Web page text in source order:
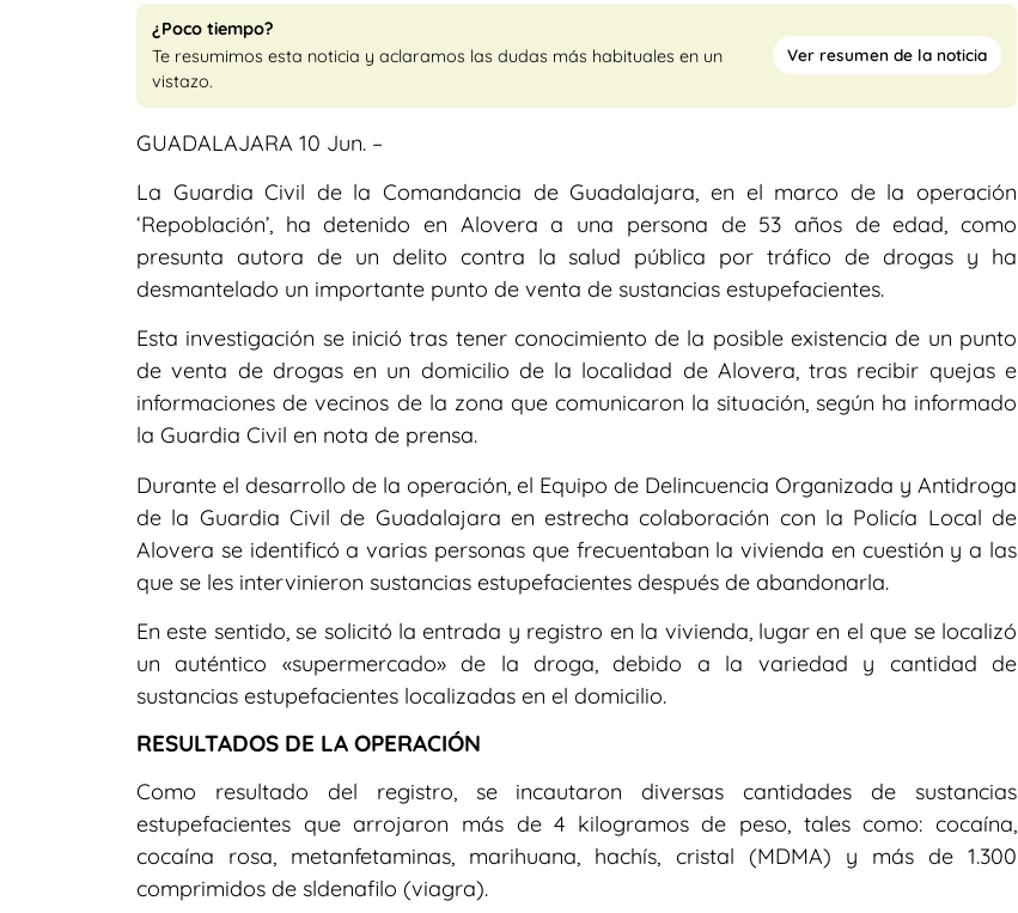
¿Poco tiempo?
Te resumimos esta noticia y aclaramos las dudas más habituales en un
vistazo.
Ver resumen de la noticia
GUADALAJARA 10 Jun. –
La Guardia Civil de la Comandancia de Guadalajara, en el marco de la operación
‘Repoblación’, ha detenido en Alovera a una persona de 53 años de edad, como
presunta autora de un delito contra la salud pública por tráfico de drogas y ha
desmantelado un importante punto de venta de sustancias estupefacientes.
Esta investigación se inició tras tener conocimiento de la posible existencia de un punto
de venta de drogas en un domicilio de la localidad de Alovera, tras recibir quejas e
informaciones de vecinos de la zona que comunicaron la situación, según ha informado
la Guardia Civil en nota de prensa.
Durante el desarrollo de la operación, el Equipo de Delincuencia Organizada y Antidroga
de la Guardia Civil de Guadalajara en estrecha colaboración con la Policía Local de
Alovera se identificó a varias personas que frecuentaban la vivienda en cuestión y a las
que se les intervinieron sustancias estupefacientes después de abandonarla.
En este sentido, se solicitó la entrada y registro en la vivienda, lugar en el que se localizó
un auténtico «supermercado» de la droga, debido a la variedad y cantidad de
sustancias estupefacientes localizadas en el domicilio.
RESULTADOS DE LA OPERACIÓN
Como resultado del registro, se incautaron diversas cantidades de sustancias
estupefacientes que arrojaron más de 4 kilogramos de peso, tales como: cocaína,
cocaína rosa, metanfetaminas, marihuana, hachís, cristal (MDMA) y más de 1.300
comprimidos de sldenafilo (viagra).